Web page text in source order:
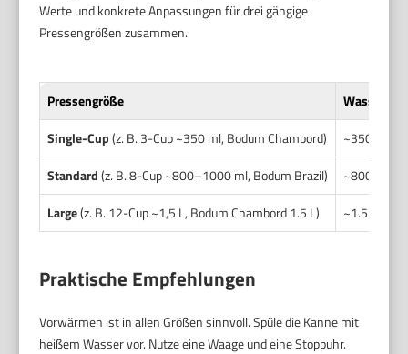
Werte und konkrete Anpassungen für drei gängige
Pressengrößen zusammen.
Pressengröße
Single-Cup(z. B. 3-Cup ~350 ml, Bodum Chambord)
~350 ml
Standard(z. B. 8-Cup ~800–1000 ml, Bodum Brazil)
Large(z. B. 12-Cup ~1,5 L, Bodum Chambord 1.5 L) ~1.5 L
Praktische Empfehlungen
Vorwärmen ist in allen Größen sinnvoll. Spüle die Kanne mit
heißem Wasser vor. Nutze eine Waage und eine Stoppuhr.